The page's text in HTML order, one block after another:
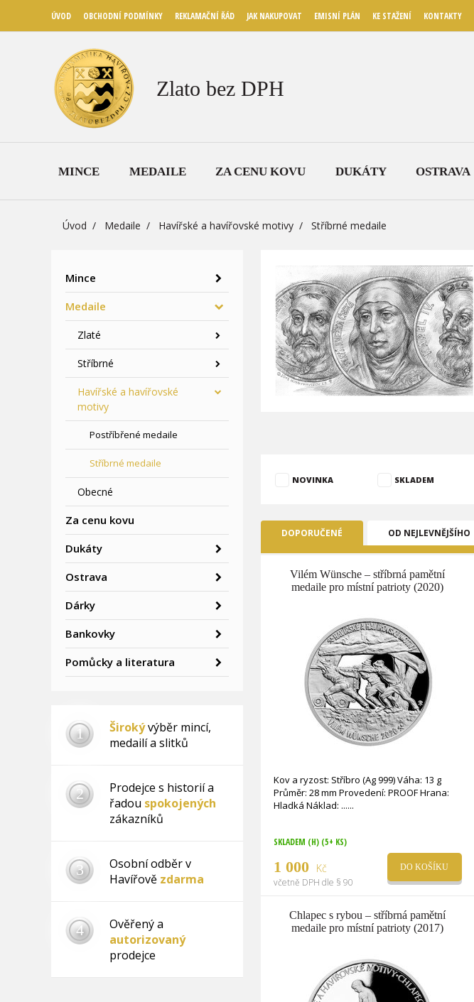
ÚVOD OBCHODNÍ PODMÍNKY REKLAMAČNÍ ŘÁD JAK NAKUPOVAT EMISNÍ PLÁN KE STAŽENÍ KONTAKTY
Zlato bez DPH
MINCE MEDAILE ZA CENU KOVU DUKÁTY OSTRAVA
Úvod Medaile Havířské a havířovské motivy Stříbrné medaile
Mince
Medaile
Zlaté
Stříbrné
Havířské a havířovské
motivy
Postříbřené medaile
Stříbrné medaile
Obecné
Za cenu kovu
Dukáty
Ostrava
Dárky
Bankovky
Pomůcky a literatura
1 Širokývýběr mincí,
medailí a slitků
2
Prodejce s historií a
řadou spokojených
zákazníků
3
Osobní odběr v
Havířově zdarma
4
Ověřený a
autorizovaný
prodejce
NOVINKA SKLADEM
DOPORUČENÉ OD NEJLEVNĚJŠÍHO
Vilém Wünsche – stříbrná pamětní
medaile pro místní patrioty (2020)
Kov a ryzost: Stříbro (Ag 999) Váha: 13 g
Průměr: 28 mm Provedení: PROOF Hrana:
Hladká Náklad: ...
SKLADEM (H) (5+ KS)
1 000 Kč
včetně DPH dle § 90
DO KOŠÍKU
Chlapec s rybou – stříbrná pamětní
medaile pro místní patrioty (2017)